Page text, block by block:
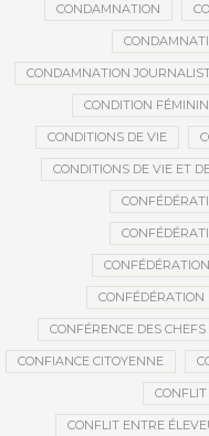
CONDAMNATION
CONDAMNATION
CONDITION
CONDITIONS DE VIE
CONDITIONS DE VIE ET
CONFÉRENCE DES
CONFIANCE CITOYENNE
CONFLIT
CONFLIT ENTRE